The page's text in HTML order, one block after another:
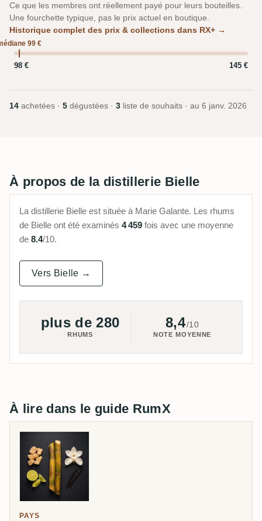
Ce que les membres ont réellement payé pour leurs bouteilles.
Une fourchette typique, pas le prix actuel en boutique.
Historique complet des prix & collections dans RX+ →
99 €
98 € 145 €
14 achetées · 5 dégustées · 3 liste de souhaits · au 6 janv. 2026
À propos de la distillerie Bielle
La distillerie Bielle est située à Marie Galante. Les rhums
de Bielle ont été examinés 4 459 fois avec une moyenne
de 8.4/10.
Vers Bielle →
plus de 280
RHUMS
8,4/10
NOTE MOYENNE
À lire dans le guide RumX
PAYS